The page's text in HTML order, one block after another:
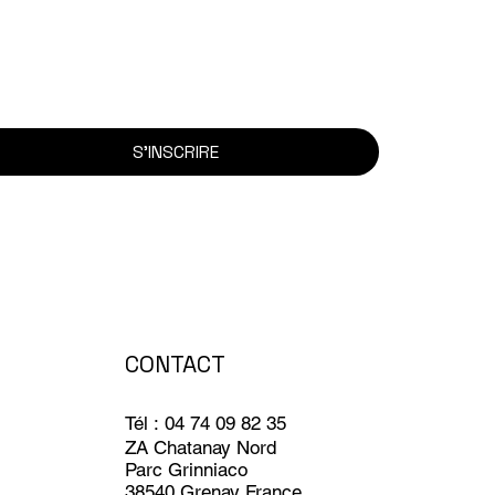
CONTACT
Tél : 04 74 09 82 35
ZA Chatanay Nord
Parc Grinniaco
S'INSCRIRE